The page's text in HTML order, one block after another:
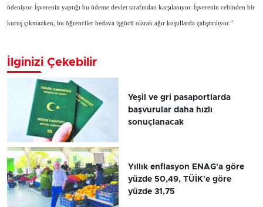
ödeniyor. İşverenin yaptığı bu ödeme devlet tarafından karşılanıyor. İşverenin cebinden bir
kuruş çıkmazken, bu öğrenciler bedava işgücü olarak ağır koşullarda çalıştırılıyor.”
İlginizi Çekebilir
Yeşil ve gri pasaportlarda
başvurular daha hızlı
sonuçlanacak
Yıllık enflasyon ENAG'a göre
yüzde 50,49, TÜİK'e göre
yüzde 31,75